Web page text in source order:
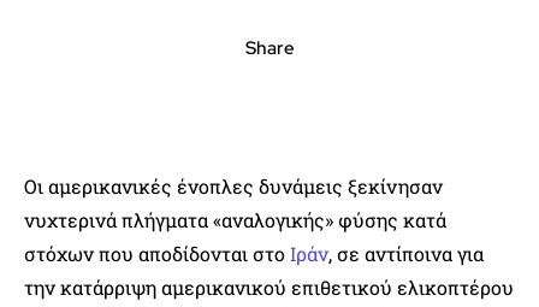
Share
Οι αμερικανικές ένοπλες δυνάμεις ξεκίνησαν
νυχτερινά πλήγματα «αναλογικής» φύσης κατά
στόχων που αποδίδονται στοΙράν, σε αντίποινα για
την κατάρριψη αμερικανικού επιθετικού ελικοπτέρου